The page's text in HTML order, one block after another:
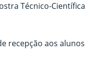
Técnico-Científica
recepção aos alunos